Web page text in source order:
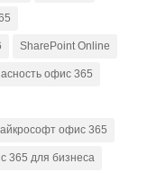
SharePoint Online
офис 365
офис 365
365 для бизнеса